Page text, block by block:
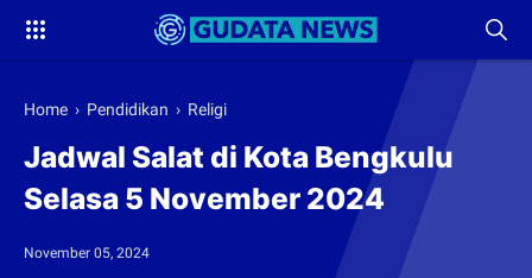
Home › Pendidikan › Religi
Jadwal Salat di Kota Bengkulu
Selasa 5 November 2024
November 05, 2024